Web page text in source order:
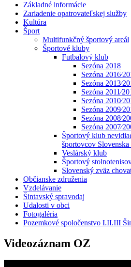
Základné informácie
Zariadenie opatrovateľskej služby
Kultúra
Šport
Multifunkčný športový areál
Športové kluby
Futbalový klub
Sezóna 2018
Sezóna
Sezóna
Sezóna
Sezóna
Sezóna
Sezóna
Sezóna
Športový klub
športovcov
Veslárský klub
Športový
Slovenský zväz
Občianske združenia
Vzdelávanie
Šintavský spravodaj
Udalosti v obci
Fotogaléria
Pozemkové spoločenstvo I.II.III
Videozáznam OZ